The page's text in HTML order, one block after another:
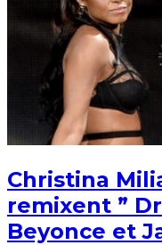
Christina
remixent ”
Beyonce et